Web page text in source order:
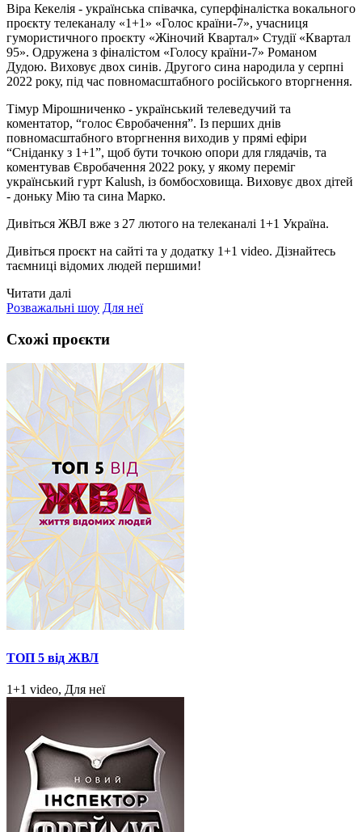
Віра Кекелія - українська співачка, суперфіналістка вокального
проєкту телеканалу «1+1» «Голос країни-7», учасниця
гумористичного проєкту «Жіночий Квартал» Студії «Квартал
95». Одружена з фіналістом «Голосу країни-7» Романом
Дудою. Виховує двох синів. Другого сина народила у серпні
2022 року, під час повномасштабного російського вторгнення.
Тімур Мірошниченко - український телеведучий та
коментатор, “голос Євробачення”. Із перших днів
повномасштабного вторгнення виходив у прямі ефіри
“Сніданку з 1+1”, щоб бути точкою опори для глядачів, та
коментував Євробачення 2022 року, у якому переміг
український гурт Kalush, із бомбосховища. Виховує двох дітей
- доньку Мію та сина Марко.
Дивіться ЖВЛ вже з 27 лютого на телеканалі 1+1 Україна.
Дивіться проєкт на сайті та у додатку 1+1 video. Дізнайтесь
таємниці відомих людей першими!
Читати далі
Розважальні шоу Для неї
Схожі проєкти
ТОП 5 від ЖВЛ
1+1 video, Для неї